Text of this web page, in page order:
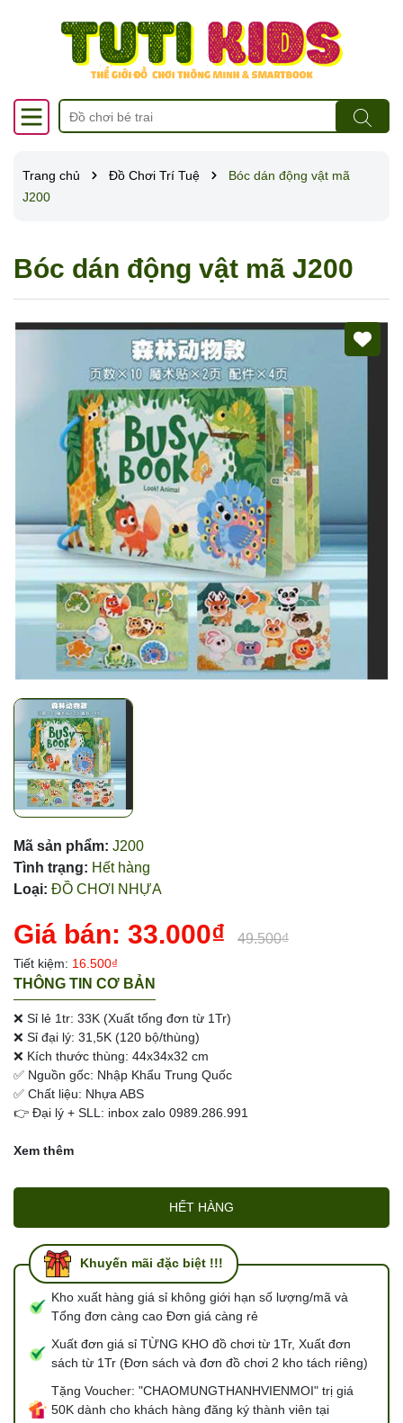
Trang chủ Đồ Chơi Trí Tuệ
Bóc dán động vật mã
J200
Bóc dán động vật mã J200
Mã sản phẩm: J200
Tình trạng: Hết hàng
Loại: ĐỒ CHƠI NHỰA
Giá bán: 33.000₫ 49.500₫
Tiết kiệm: 16.500₫
THÔNG TIN CƠ BẢN
❌ Sỉ lẻ 1tr: 33K (Xuất tổng đơn từ 1Tr)
❌ Sỉ đại lý: 31,5K (120 bộ/thùng)
❌ Kích thước thùng: 44x34x32 cm
✅ Nguồn gốc: Nhập Khẩu Trung Quốc
✅ Chất liệu: Nhựa ABS
👉 Đại lý + SLL: inbox zalo 0989.286.991
Xem thêm
HẾT HÀNG
Khuyến mãi đặc biệt !!!
Kho xuất hàng giá sỉ không giới hạn số lượng/mã và
Tổng đơn càng cao Đơn giá càng rẻ
Xuất đơn giá sỉ TỪNG KHO đồ chơi từ 1Tr, Xuất đơn
sách từ 1Tr (Đơn sách và đơn đồ chơi 2 kho tách riêng)
Tặng Voucher: "CHAOMUNGTHANHVIENMOI" trị giá
50K dành cho khách hàng đăng ký thành viên tại
Mã giảm giá:
Ngày hết hạn:
Điều kiện: